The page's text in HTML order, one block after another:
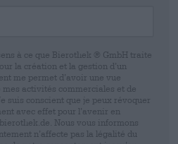
à ce que Bierothek ® GmbH traite
la création et la gestion d’un
me permet d’avoir une vue
mes activités commerciales et de
suis conscient que je peux révoquer
avec effet pour l’avenir en
Nous vous informons
n’affecte pas la légalité du